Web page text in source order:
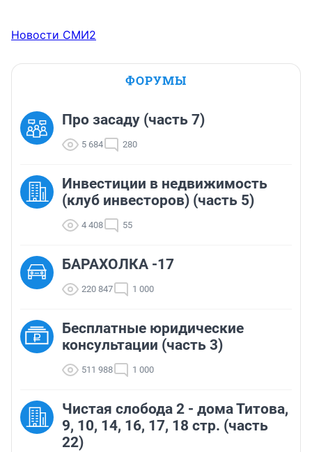
Новости СМИ2
ФОРУМЫ
Про засаду (часть 7)
5 684 280
Инвестиции в недвижимость
(клуб инвесторов) (часть 5)
4 408 55
БАРАХОЛКА -17
220 847 1 000
Бесплатные юридические
консультации (часть 3)
511 988 1 000
Чистая слобода 2 - дома Титова,
9, 10, 14, 16, 17, 18 стр. (часть
22)